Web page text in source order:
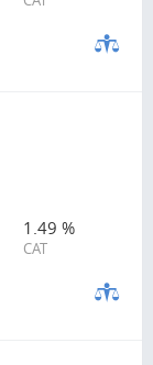
1.49 %
CAT